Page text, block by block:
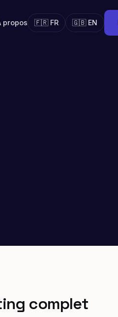
propos 🇫🇷 FR 🇬🇧 EN
complet